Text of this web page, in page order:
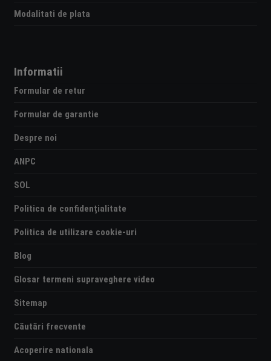
Modalitati de plata
Informatii
Formular de retur
Formular de garantie
Despre noi
ANPC
SOL
Politica de confidențialitate
Politica de utilizare cookie-uri
Blog
Glosar termeni supraveghere video
Sitemap
Căutări frecvente
Acoperire nationala